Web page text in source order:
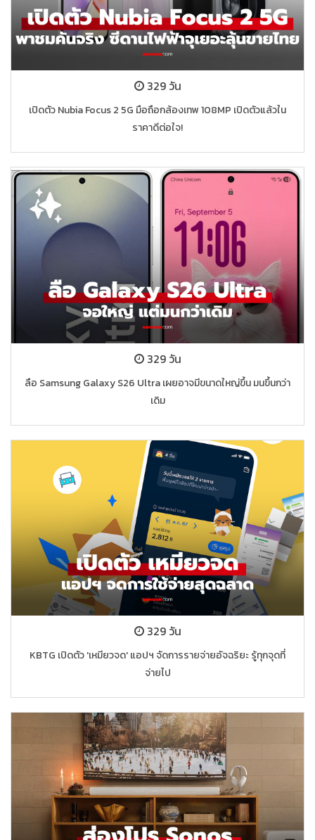
329 วัน
เปิดตัว Nubia Focus 2 5G มือถือกล้องเทพ 108MP เปิดตัวแล้วใน
ราคาดีต่อใจ!
329 วัน
ลือ Samsung Galaxy S26 Ultra เผยอาจมีขนาดใหญ่ขึ้น มนขึ้นกว่า
เดิม
329 วัน
KBTG เปิดตัว 'เหมียวจด' แอปฯ จัดการรายจ่ายอัจฉริยะ รู้ทุกจุดที่
จ่ายไป